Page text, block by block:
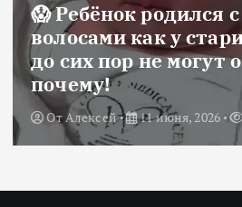
😱 Ребёнок родился
волосами как у
до сих пор не могут
почему!
ОтАлексей 11 июня, 2026